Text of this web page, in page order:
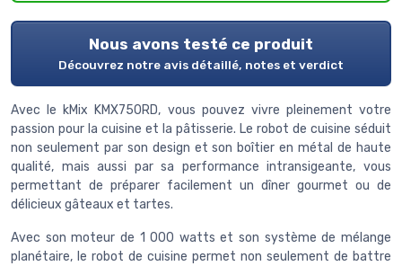
Nous avons testé ce produit
Découvrez notre avis détaillé, notes et verdict
Avec le kMix KMX750RD, vous pouvez vivre pleinement votre
passion pour la cuisine et la pâtisserie. Le robot de cuisine séduit
non seulement par son design et son boîtier en métal de haute
qualité, mais aussi par sa performance intransigeante, vous
permettant de préparer facilement un dîner gourmet ou de
délicieux gâteaux et tartes.
Avec son moteur de 1 000 watts et son système de mélange
planétaire, le robot de cuisine permet non seulement de battre